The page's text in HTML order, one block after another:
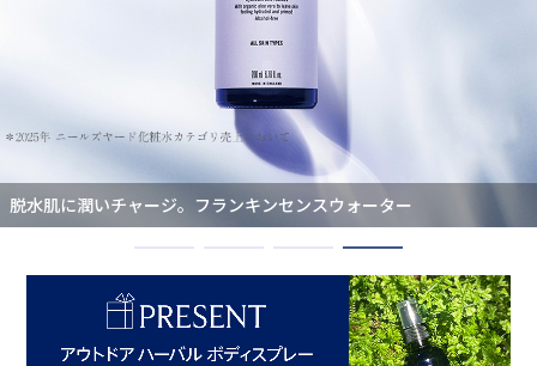
ピーターラビット(TM)とコラボレーション